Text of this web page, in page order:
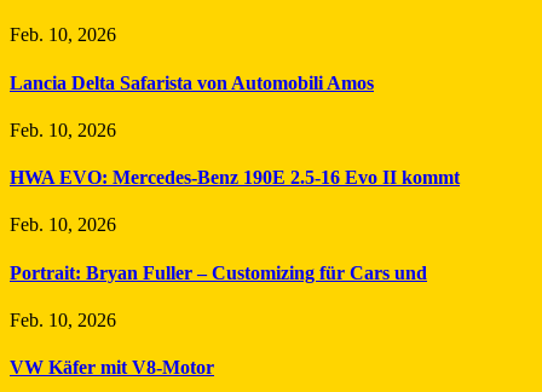
Feb. 10, 2026
Lancia Delta Safarista von Automobili Amos
Feb. 10, 2026
HWA EVO: Mercedes-Benz 190E 2.5-16 Evo II kommt
Feb. 10, 2026
Portrait: Bryan Fuller – Customizing für Cars und
Feb. 10, 2026
VW Käfer mit V8-Motor